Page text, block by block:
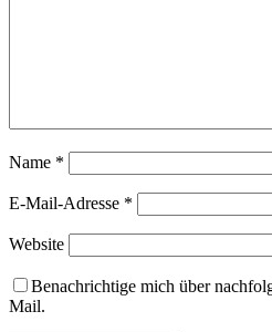
Name *
E-Mail-Adresse *
Website
Benachrichtige mich über
Mail.